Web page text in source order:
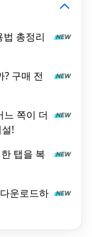
총정리
? 구매 전
느 쪽이 더
!
탭을 복
운로드하